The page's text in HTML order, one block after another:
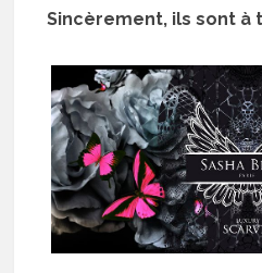
Sincèrement, ils sont à